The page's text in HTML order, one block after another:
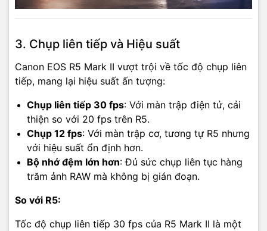
3. Chụp liên tiếp và Hiệu suất
Canon EOS R5 Mark II vượt trội về tốc độ chụp liên
tiếp, mang lại hiệu suất ấn tượng:
Chụp liên tiếp 30 fps: Với màn trập điện tử, cải
thiện so với 20 fps trên R5.
Chụp 12 fps: Với màn trập cơ, tương tự R5 nhưng
với hiệu suất ổn định hơn.
Bộ nhớ đệm lớn hơn: Đủ sức chụp liên tục hàng
trăm ảnh RAW mà không bị gián đoạn.
So với R5:
Tốc độ chụp liên tiếp 30 fps của R5 Mark II là một